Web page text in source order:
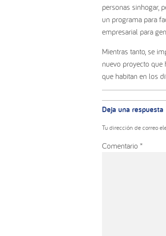
personas sinhogar,
un programa para
empresarial para
Mientras tanto, se
nuevo proyecto que
que habitan en los
con
los
lectores
Deja una respuesta
Tu dirección de correo
Comentario *